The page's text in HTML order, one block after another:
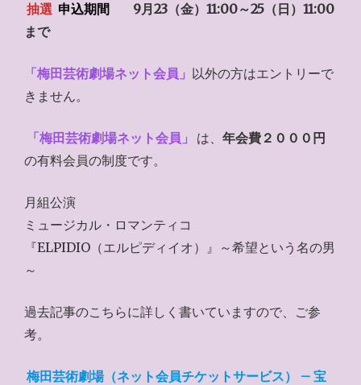
抽選 申込期間
9月23（金）11:00～25（日）11:00
まで
「梅田芸術劇場ネット会員」 以外の方はエントリーで
きません。
「梅田芸術劇場ネット会員」 は、年会費２０００円
の有料会員の制度です。
月組公演
ミュージカル・ロマンティコ
『ELPIDIO（エルピディイオ）』～希望という名の男
～
過去記事のこちらに詳しく書いていますので、ご参
考。
梅田芸術劇場（ネット会員チケットサービス） – 宝